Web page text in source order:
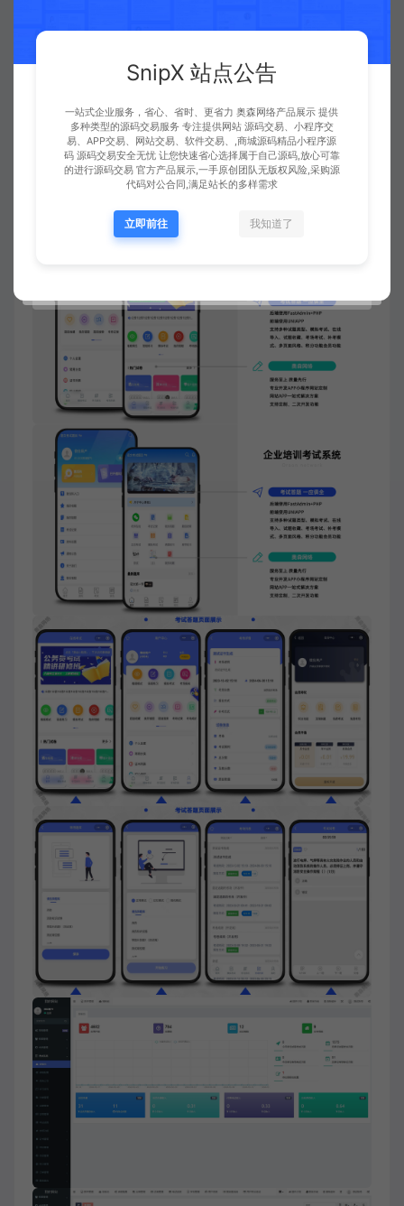
用户自由选择单一题库（延迟加载题目），无
限刷题 两种页面风格可以在后台自由切换
开通会员，每日多渠道得积分，可优惠考试费
用或免费考试。每日登录、练题、考试等多渠
分，积分可兑换礼品。
SnipX 站点公告
一站式企业服务，省心、省时、更省力 奥森网络产品展示 提供
多种类型的源码交易服务 专注提供网站 源码交易、小程序交
易、APP交易、网站交易、软件交易、,商城源码精品小程序源
码 源码交易安全无忧 让您快速省心选择属于自己源码,放心可靠
的进行源码交易 官方产品展示,一手原创团队无版权风险,采购源
代码对公合同,满足站长的多样需求
立即前往 我知道了